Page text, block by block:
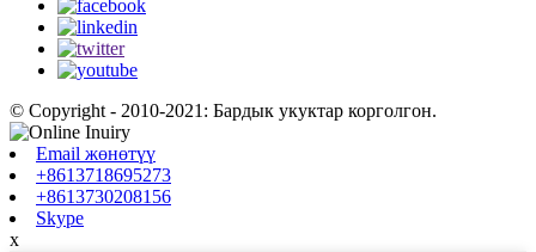
© Copyright - 2010-2021: Бардык укуктар корголгон.
Email жөнөтүү
+8613718695273
+8613730208156
Skype
x